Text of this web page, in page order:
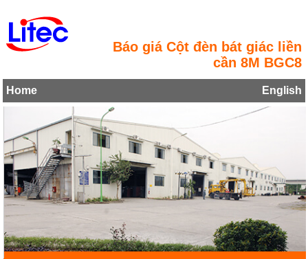
Báo giá Cột đèn bát giác liền
cần 8M BGC8
Home English